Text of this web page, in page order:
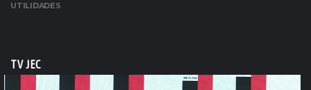
UTILIDADES
TV JEC